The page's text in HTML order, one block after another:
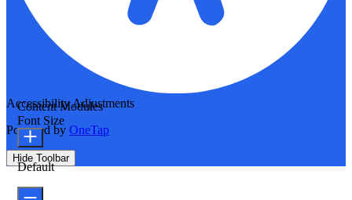
Accessibility Adjustments
Powered by OneTap
Hide Toolbar
Content Modules
Font Size
Default